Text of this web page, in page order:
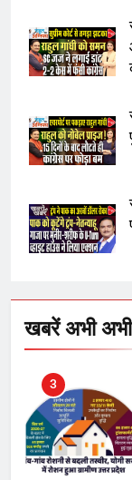
खबरें अभी अभी
8
1
3